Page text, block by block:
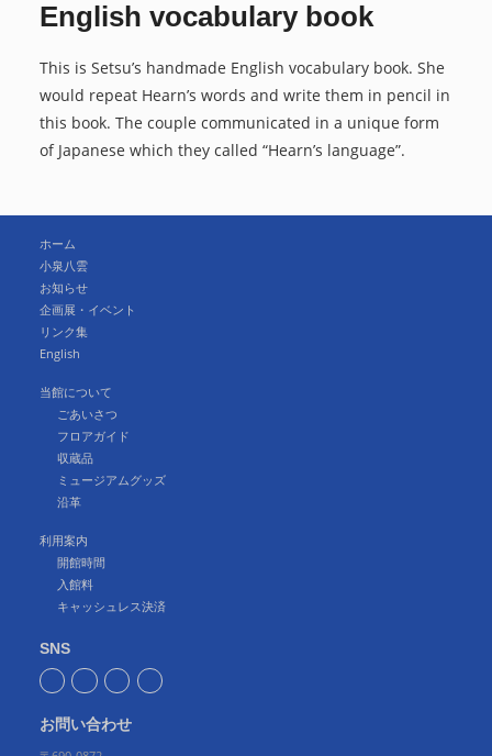
English vocabulary book
This is Setsu’s handmade English vocabulary book. She
would repeat Hearn’s words and write them in pencil in
this book. The couple communicated in a unique form
of Japanese which they called “Hearn’s language”.
ホーム
小泉八雲
お知らせ
企画展・イベント
リンク集
English
当館について
ごあいさつ
フロアガイド
収蔵品
ミュージアムグッズ
沿革
利用案内
開館時間
入館料
キャッシュレス決済
SNS
お問い合わせ